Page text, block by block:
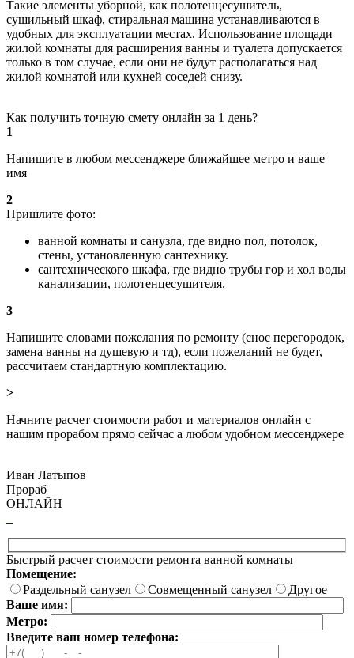
Такие элементы уборной, как полотенцесушитель,
сушильный шкаф, стиральная машина устанавливаются в
удобных для эксплуатации местах. Использование площади
жилой комнаты для расширения ванны и туалета допускается
только в том случае, если они не будут располагаться над
жилой комнатой или кухней соседей снизу.
Как получить точную смету онлайн за 1 день?
1
Напишите в любом мессенджере ближайшее метро и ваше
имя
2
Пришлите фото:
ванной комнаты и санузла, где видно пол, потолок,
стены, установленную сантехнику.
сантехнического шкафа, где видно трубы гор и хол воды
канализации, полотенцесушителя.
3
Напишите словами пожелания по ремонту (снос перегородок,
замена ванны на душевую и тд), если пожеланий не будет,
рассчитаем стандартную комплектацию.
>
Начните расчет стоимости работ и материалов онлайн с
нашим прорабом прямо сейчас а любом удобном мессенджере
Иван Латыпов
Прораб
ОНЛАЙН
Быстрый расчет стоимости ремонта ванной комнаты
Помещение:
Раздельный санузел
Совмещенный санузел
Другое
Ваше имя:
Метро:
Введите ваш номер телефона: